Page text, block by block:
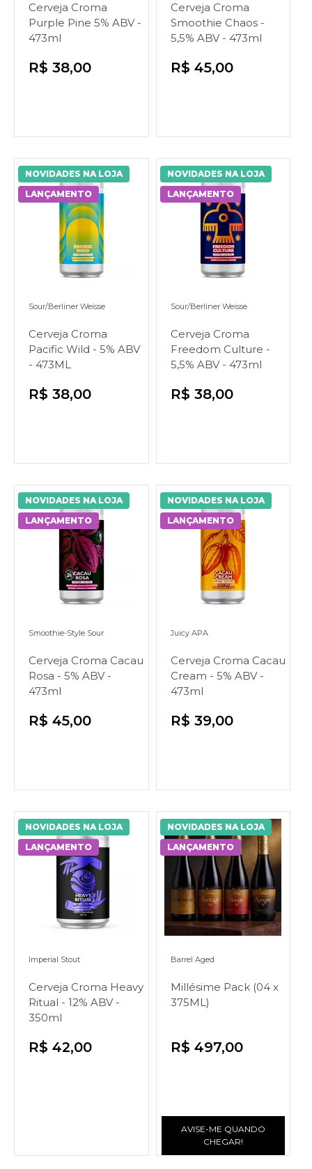
Cerveja Croma
Purple Pine 5% ABV -
473ml
R$ 38,00
Cerveja Croma
Smoothie Chaos -
5,5% ABV - 473ml
R$ 45,00
NOVIDADES NA LOJA
LANÇAMENTO
Sour/Berliner Weisse
Cerveja Croma
Pacific Wild - 5% ABV
- 473ML
R$ 38,00
NOVIDADES NA LOJA
LANÇAMENTO
Sour/Berliner Weisse
Cerveja Croma
Freedom Culture -
5,5% ABV - 473ml
R$ 38,00
NOVIDADES NA LOJA
LANÇAMENTO
Smoothie-Style Sour
Cerveja Croma Cacau
Rosa - 5% ABV -
473ml
R$ 45,00
NOVIDADES NA LOJA
LANÇAMENTO
Juicy APA
Cerveja Croma Cacau
Cream - 5% ABV -
473ml
R$ 39,00
NOVIDADES NA LOJA
LANÇAMENTO
Imperial Stout
Cerveja Croma Heavy
Ritual - 12% ABV -
350ml
R$ 42,00
NOVIDADES NA LOJA
LANÇAMENTO
Barrel Aged
Millésime Pack (04 x
375ML)
R$ 497,00
AVISE-ME QUANDO
CHEGAR!